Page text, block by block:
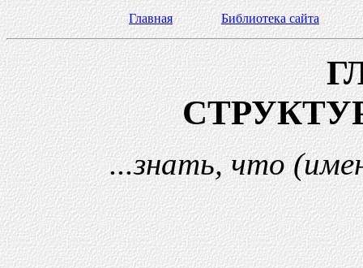
Главная Библиотека сайта
...знать, что